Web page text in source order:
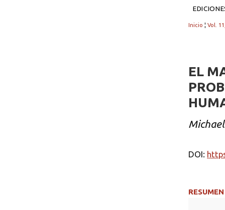
Inicio ¦ Vol.
EL
DOI:
RESUMEN